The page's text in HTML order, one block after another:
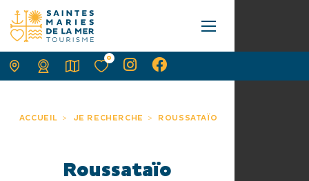
ACCUEIL JE RECHERCHE ROUSSATAÏO
Roussataïo
0